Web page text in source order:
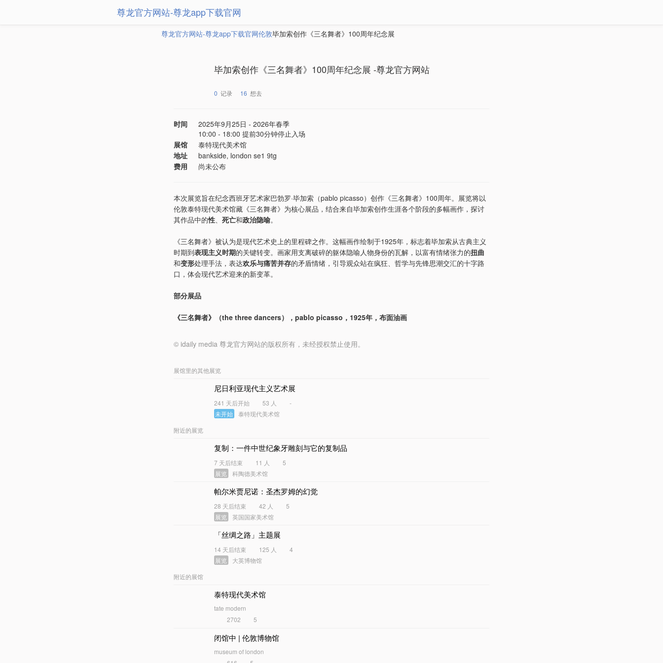
尊龙官方网站-尊龙app下载官网
尊龙官方网站-尊龙app下载官网伦敦毕加索创作《三名舞者》100周年纪念展
毕加索创作《三名舞者》100周年纪念展 -尊龙官方网站
0 记录 16 想去
时间
2025年9月25日 - 2026年春季
10:00 - 18:00 提前30分钟停止入场
展馆
泰特现代美术馆
地址
bankside, london se1 9tg
费用
尚未公布
本次展览旨在纪念西班牙艺术家巴勃罗·毕加索（pablo picasso）创作《三名舞者》100周年。展览将以
伦敦泰特现代美术馆藏《三名舞者》为核心展品，结合来自毕加索创作生涯各个阶段的多幅画作，探讨
其作品中的性、 死亡和政治隐喻。
《三名舞者》被认为是现代艺术史上的里程碑之作。这幅画作绘制于1925年，标志着毕加索从古典主义
时期到表现主义时期的关键转变。画家用支离破碎的躯体隐喻人物身份的瓦解，以富有情绪张力的扭曲
和变形处理手法，表达欢乐与痛苦并存的矛盾情绪，引导观众站在疯狂、哲学与先锋思潮交汇的十字路
口，体会现代艺术迎来的新变革。
部分展品
《三名舞者》（the three dancers），pablo picasso，1925年，布面油画
© idaily media 尊龙官方网站的版权所有，未经授权禁止使用。
展馆里的其他展览
尼日利亚现代主义艺术展
241 天后开始 53 人
-
未开始
泰特现代美术馆
附近的展览
复制：一件中世纪象牙雕刻与它的复制品
7 天后结束 11 人
5
展览
科陶德美术馆
帕尔米贾尼诺：圣杰罗姆的幻觉
28 天后结束 42 人
5
展览
英国国家美术馆
「丝绸之路」主题展
14 天后结束 125 人
4
展览
大英博物馆
附近的展馆
泰特现代美术馆
tate modern
2702
5
闭馆中 | 伦敦博物馆
museum of london